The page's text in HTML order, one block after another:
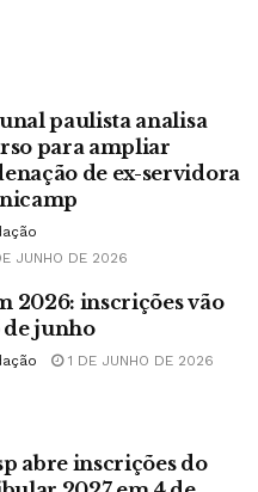
paulista analisa
para ampliar
de ex-servidora
JUNHO DE 2026
2026: inscrições vão
de junho
1 DE JUNHO DE 2026
abre inscrições do